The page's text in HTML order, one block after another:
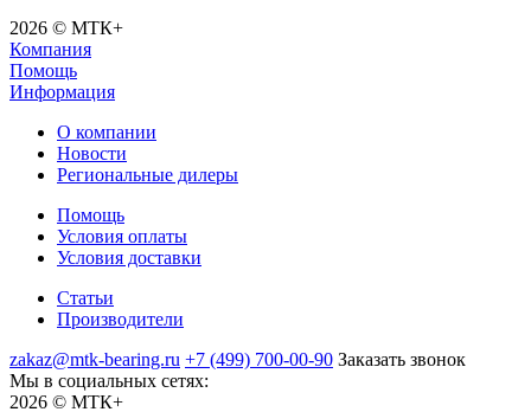
2026 © МТК+
Компания
Помощь
Информация
О компании
Новости
Региональные дилеры
Помощь
Условия оплаты
Условия доставки
Статьи
Производители
zakaz@mtk-bearing.ru +7 (499) 700-00-90 Заказать звонок
Мы в социальных сетях:
2026 © МТК+